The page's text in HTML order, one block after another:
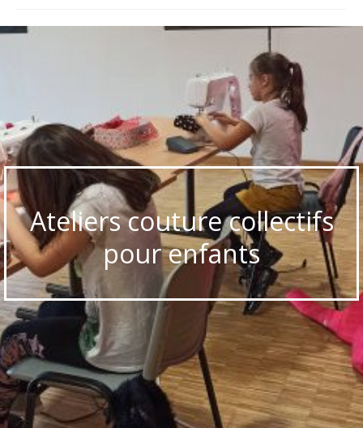
Ateliers couture collectifs
pour enfants